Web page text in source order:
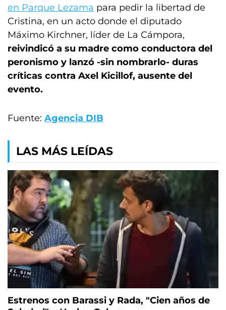
en Parque Lezama para pedir la libertad de
Cristina, en un acto donde el diputado
Máximo Kirchner, líder de La Cámpora,
reivindicó a su madre como conductora del
peronismo y lanzó -sin nombrarlo- duras
críticas contra Axel Kicillof, ausente del
evento.
Fuente: Agencia DIB
LAS MÁS LEÍDAS
Estrenos con Barassi y Rada, "Cien años de